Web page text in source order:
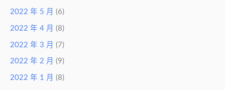
2022 年 5 月 (6)
2022 年 4 月 (8)
2022 年 3 月 (7)
2022 年 2 月 (9)
2022 年 1 月 (8)